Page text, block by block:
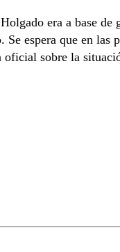
era a base de
espera que en
oficial sobre la